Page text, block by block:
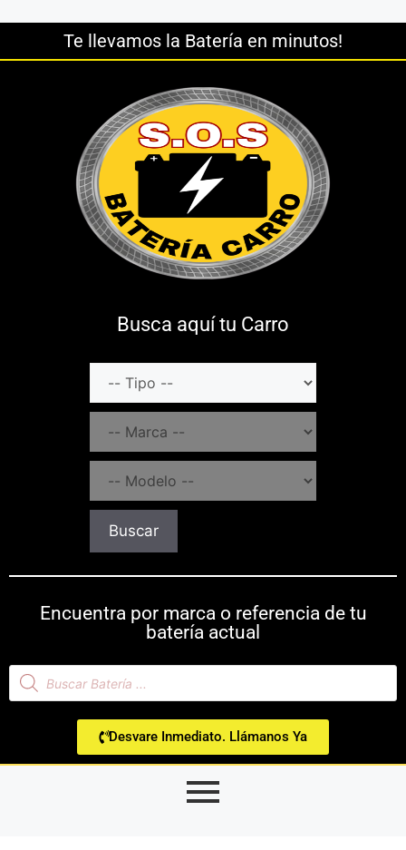
Te llevamos la Batería en minutos!
Busca aquí tu Carro
Buscar
Encuentra por marca o referencia de tu
batería actual
Desvare Inmediato. Llámanos Ya